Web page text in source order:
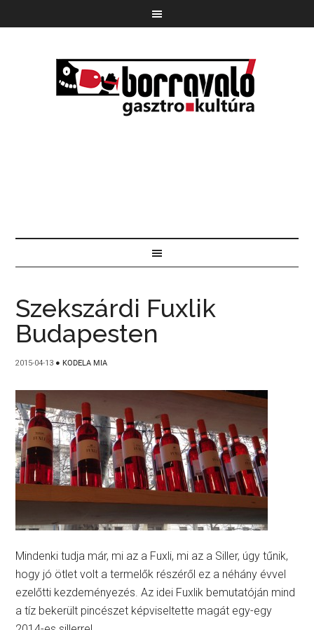
Szekszárdi Fuxlik
Budapesten
2015-04-13 ● KODELA MIA
Mindenki tudja már, mi az a Fuxli, mi az a Siller, úgy tűnik,
hogy jó ötlet volt a termelők részéről ez a néhány évvel
ezelőtti kezdeményezés. Az idei Fuxlik bemutatóján mind
a tíz bekerült pincészet képviseltette magát egy-egy